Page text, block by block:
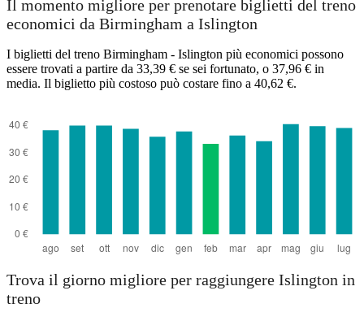
Il momento migliore per prenotare biglietti del treno
economici da Birmingham a Islington
I biglietti del treno Birmingham - Islington più economici possono
essere trovati a partire da 33,39 € se sei fortunato, o 37,96 € in
media. Il biglietto più costoso può costare fino a 40,62 €.
Trova il giorno migliore per raggiungere Islington in
treno